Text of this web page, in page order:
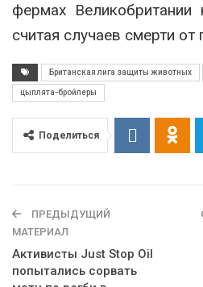
фермах
считая случаев смерти от
Британская лига защиты животных
цыплята-бройлеры
Поделиться
ПРЕДЫДУЩИЙ
МАТЕРИАЛ
Активисты Just Stop Oil
попытались сорвать